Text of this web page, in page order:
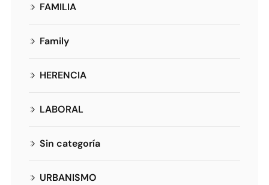
FAMILIA
Family
HERENCIA
LABORAL
Sin categoría
URBANISMO